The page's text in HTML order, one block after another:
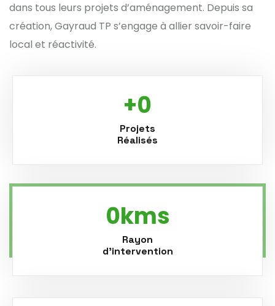
dans tous leurs projets d’aménagement. Depuis sa
création, Gayraud TP s’engage à allier savoir-faire
local et réactivité.
0
Projets
Réalisés
0
Rayon
d'intervention